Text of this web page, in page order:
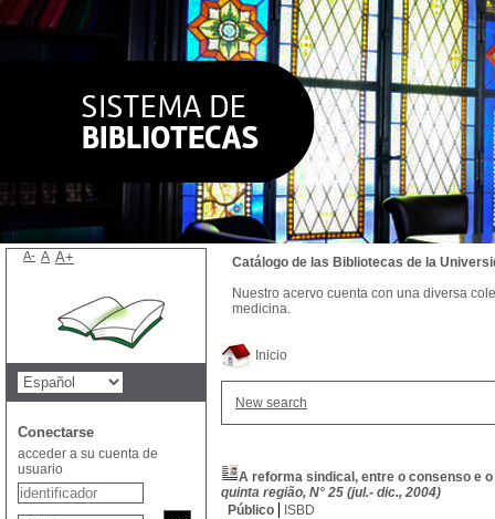
Inicio
New search
A reforma sindical, entre o consenso e
quinta região, N° 25 (jul.- dic., 2004)
Público
ISBD
Catálogo de las Bibliotecas de la
Nuestro acervo cuenta con una diversa
medicina.
A- A A+
Conectarse
acceder a su cuenta de
usuario